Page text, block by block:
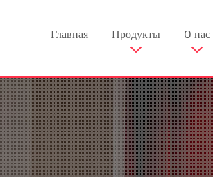
Главная Продукты O нас